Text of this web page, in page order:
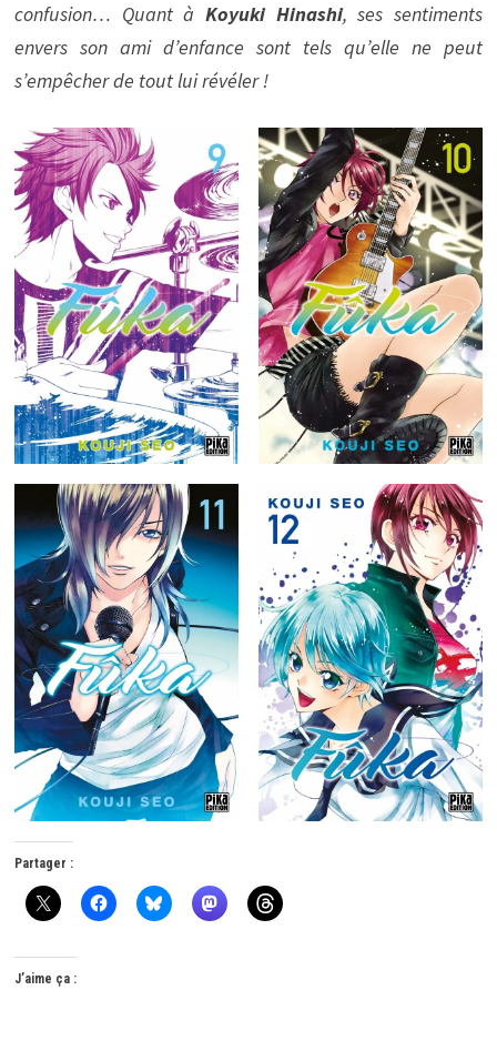
confusion… Quant à Koyuki Hinashi, ses sentiments
envers son ami d’enfance sont tels qu’elle ne peut
s’empêcher de tout lui révéler !
Partager :
J’aime ça :